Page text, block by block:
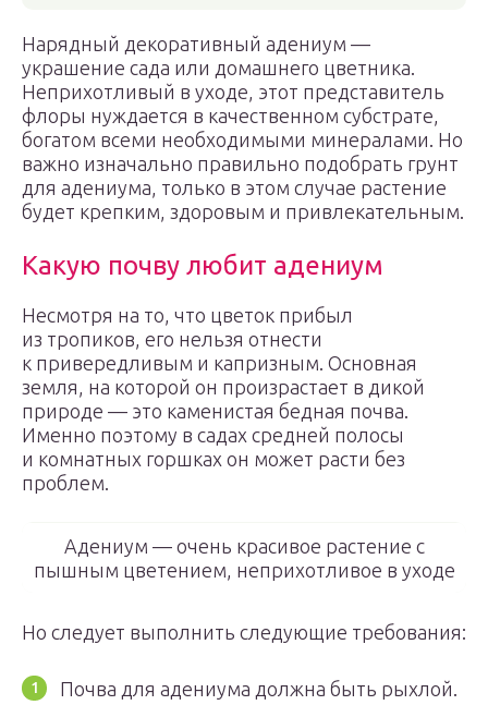
Нарядный декоративный адениум —
украшение сада или домашнего цветника.
Неприхотливый в уходе, этот представитель
флоры нуждается в качественном субстрате,
богатом всеми необходимыми минералами. Но
важно изначально правильно подобрать грунт
для адениума, только в этом случае растение
будет крепким, здоровым и привлекательным.
Какую почву любит адениум
Несмотря на то, что цветок прибыл
из тропиков, его нельзя отнести
к привередливым и капризным. Основная
земля, на которой он произрастает в дикой
природе — это каменистая бедная почва.
Именно поэтому в садах средней полосы
и комнатных горшках он может расти без
проблем.
Адениум — очень красивое растение с
пышным цветением, неприхотливое в уходе
Но следует выполнить следующие требования:
Почва для адениума должна быть рыхлой.